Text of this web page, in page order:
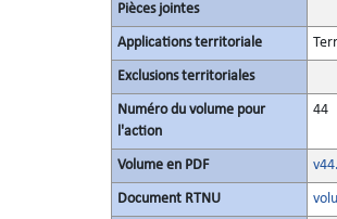
Pièces jointes
Applications territoriale
Exclusions territoriales
Numéro du volume pour
l'action
44
Volume en PDF
Document RTNU